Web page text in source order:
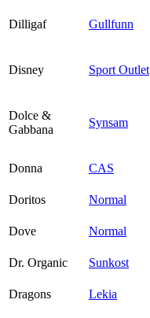
Dilligaf Gullfunn
Disney Sport Outlet
Dolce &
Gabbana
Synsam
Donna
CAS
Doritos
Normal
Dove
Normal
Dr. Organic
Sunkost
Dragons
Lekia